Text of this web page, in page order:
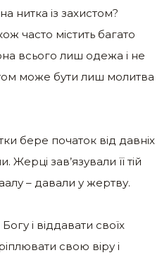
нитка із захистом?
часто містить багато
всього лиш одежа і не
може бути лиш молитва
бере початок від давніх
Жерці зав’язували її тій
– давали у жертву.
і віддавати своїх
свою віру і